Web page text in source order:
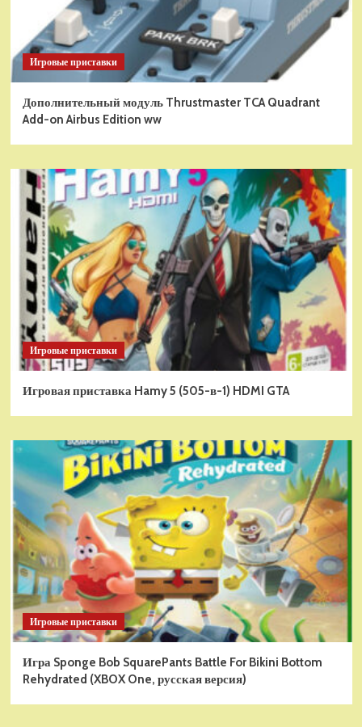
Игровые приставки
Дополнительный модуль Thrustmaster TCA Quadrant
Add-on Airbus Edition ww
Игровые приставки
Игровая приставка Hamy 5 (505-в-1) HDMI GTA
Игровые приставки
Игра Sponge Bob SquarePants Battle For Bikini Bottom
Rehydrated (XBOX One, русская версия)